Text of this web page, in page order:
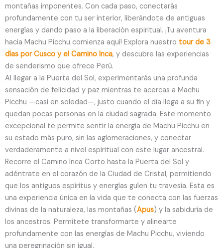
montañas imponentes. Con cada paso, conectarás
profundamente con tu ser interior, liberándote de antiguas
energías y dando paso a la liberación espiritual. ¡Tu aventura
hacia Machu Picchu comienza aquí! Explora nuestro tour de 3
días por Cusco y el Camino Inca, y descubre las experiencias
de senderismo que ofrece Perú.
Al llegar a la Puerta del Sol, experimentarás una profunda
sensación de felicidad y paz mientras te acercas a Machu
Picchu —casi en soledad—, justo cuando el día llega a su fin y
quedan pocas personas en la ciudad sagrada. Este momento
excepcional te permite sentir la energía de Machu Picchu en
su estado más puro, sin las aglomeraciones, y conectar
verdaderamente a nivel espiritual con este lugar ancestral.
Recorre el Camino Inca Corto hasta la Puerta del Sol y
adéntrate en el corazón de la Ciudad de Cristal, permitiendo
que los antiguos espíritus y energías guíen tu travesía. Esta es
una experiencia única en la vida que te conecta con las fuerzas
divinas de la naturaleza, las montañas (Apus) y la sabiduría de
los ancestros. Permítete transformarte y alinearte
profundamente con las energías de Machu Picchu, viviendo
una peregrinación sin igual.